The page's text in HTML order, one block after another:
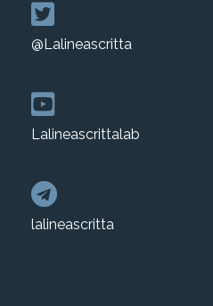
@Lalineascritta
Lalineascrittalab
lalineascritta